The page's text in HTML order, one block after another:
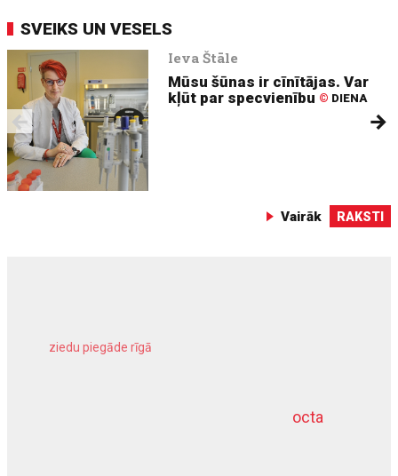
SVEIKS UN VESELS
Ieva Štāle
Mūsu šūnas ir cīnītājas. Var
kļūt par specvienību © DIENA
Vairāk RAKSTI
octa
ziedu piegāde rīgā
dziļurbums